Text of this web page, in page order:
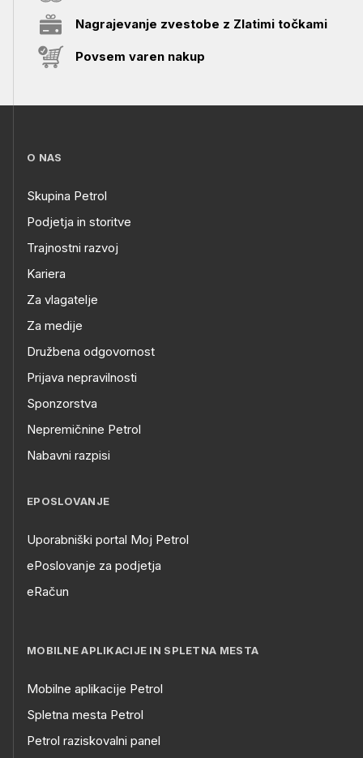
Nagrajevanje zvestobe z Zlatimi točkami
Povsem varen nakup
O NAS
Skupina Petrol
Podjetja in storitve
Trajnostni razvoj
Kariera
Za vlagatelje
Za medije
Družbena odgovornost
Prijava nepravilnosti
Sponzorstva
Nepremičnine Petrol
Nabavni razpisi
EPOSLOVANJE
Uporabniški portal Moj Petrol
ePoslovanje za podjetja
eRačun
MOBILNE APLIKACIJE IN SPLETNA MESTA
Mobilne aplikacije Petrol
Spletna mesta Petrol
Petrol raziskovalni panel